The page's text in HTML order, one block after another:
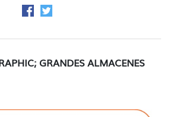
Facebook-en partekatu
Twitter-en partekatu
GRANDES ALMACENES